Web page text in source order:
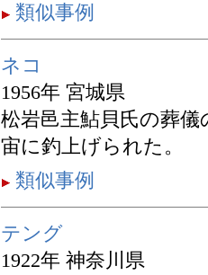
類似事例
ネコ
1956年 宮城県
松岩邑主鮎貝氏の葬
宙に釣上げられた。
類似事例
テング
1922年 神奈川県